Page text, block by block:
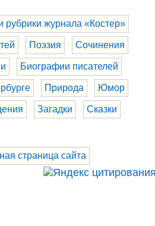
рубрики журнала «Костер»
Поэзия Сочинения
Биографии писателей
Природа Юмор
Загадки Сказки
страница сайта